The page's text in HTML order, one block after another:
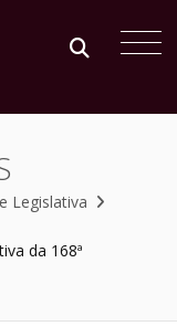
Legislativa
da 168ª